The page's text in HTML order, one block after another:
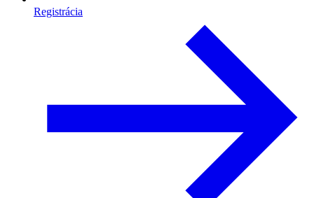
Registrácia